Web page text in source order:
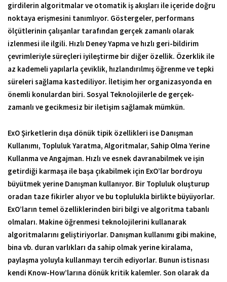
girdilerin algoritmalar ve otomatik iş akışları ile içeride doğru
noktaya erişmesini tanımlıyor. Göstergeler, performans
ölçütlerinin çalışanlar tarafından gerçek zamanlı olarak
izlenmesi ile ilgili. Hızlı Deney Yapma ve hızlı geri-bildirim
çevrimleriyle süreçleri iyileştirme bir diğer özellik. Özerklik ile
az kademeli yapılarla çeviklik, hızlandırılmış öğrenme ve tepki
süreleri sağlama kastediliyor. İletişim her organizasyonda en
önemli konulardan biri. Sosyal Teknolojilerle de gerçek-
zamanlı ve gecikmesiz bir iletişim sağlamak mümkün.
ExO Şirketlerin dışa dönük tipik özellikleri ise Danışman
Kullanımı, Topluluk Yaratma, Algoritmalar, Sahip Olma Yerine
Kullanma ve Angajman. Hızlı ve esnek davranabilmek ve işin
getirdiği karmaşa ile başa çıkabilmek için ExO’lar bordroyu
büyütmek yerine Danışman kullanıyor. Bir Topluluk oluşturup
oradan taze fikirler alıyor ve bu toplulukla birlikte büyüyorlar.
ExO’ların temel özelliklerinden biri bilgi ve algoritma tabanlı
olmaları. Makine öğrenmesi teknolojilerini kullanarak
algoritmalarını geliştiriyorlar. Danışman kullanımı gibi makine,
bina vb. duran varlıkları da sahip olmak yerine kiralama,
paylaşma yoluyla kullanmayı tercih ediyorlar. Bunun istisnası
kendi Know-How’larına dönük kritik kalemler. Son olarak da